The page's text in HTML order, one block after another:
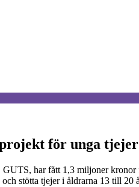
för unga
har fått 1,3 miljoner
stötta tjejer i åldrarna 13 till 20